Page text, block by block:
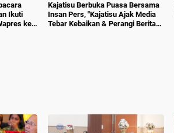
Ikuti
ke-
Kajatisu Berbuka Puasa Bersama
Insan Pers, "Kajatisu Ajak Media
Tebar Kebaikan & Perangi Berita